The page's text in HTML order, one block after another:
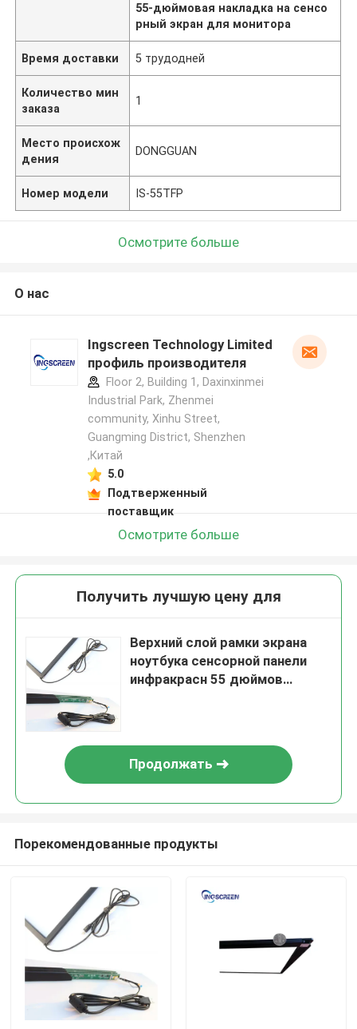
Главная страница
55-дюймовая накладка на сенсо
рный экран для монитора
Время доставки 5 трудодней
Количество мин
заказа
1
Место происхож
дения
DONGGUAN
Номер модели IS-55TFP
Осмотрите больше
О нас
Ingscreen Technology Limited
профиль производителя
Floor 2, Building 1, Daxinxinmei
Industrial Park, Zhenmei
community, Xinhu Street,
Guangming District, Shenzhen
,Китай
5.0
Подтверженный
поставщик
Осмотрите больше
Получить лучшую цену для
Верхний слой рамки экрана
ноутбука сенсорной панели
инфракрасн 55 дюймов
Продолжать
Порекомендованные продукты